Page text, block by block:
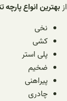
ازبهترین انواع پارچه
نخی
کشی
پلی استر
ضخیم
پیراهنی
چادری